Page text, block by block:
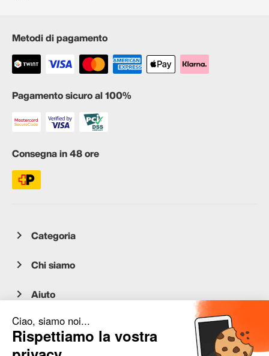
Metodi di pagamento
Pagamento sicuro al 100%
Consegna in 48 ore
Categoria
Chi siamo
Aiuto
Servizio clienti
occasion.migros.mobile@recommerce.com